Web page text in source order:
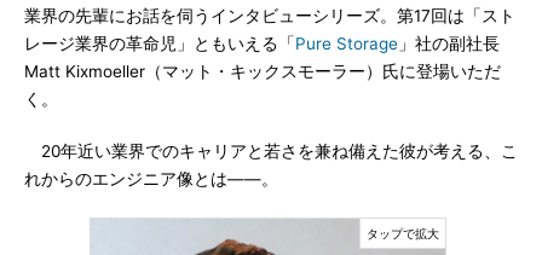
業界の先輩にお話を伺うインタビューシリーズ。第17回は「スト
レージ業界の革命児」ともいえる「Pure Storage 」社の副社長
Matt Kixmoeller（マット・キックスモーラー）氏に登場いただ
く。
20年近い業界でのキャリアと若さを兼ね備えた彼が考える、こ
れからのエンジニア像とは――。